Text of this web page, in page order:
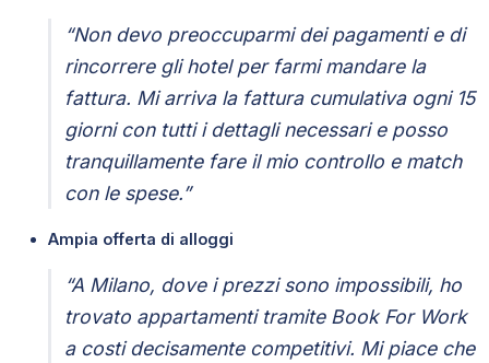
“Non devo preoccuparmi dei pagamenti e di
rincorrere gli hotel per farmi mandare la
fattura. Mi arriva la fattura cumulativa ogni 15
giorni con tutti i dettagli necessari e posso
tranquillamente fare il mio controllo e match
con le spese.”
Ampia offerta di alloggi
“A Milano, dove i prezzi sono impossibili, ho
trovato appartamenti tramite Book For Work
a costi decisamente competitivi. Mi piace che